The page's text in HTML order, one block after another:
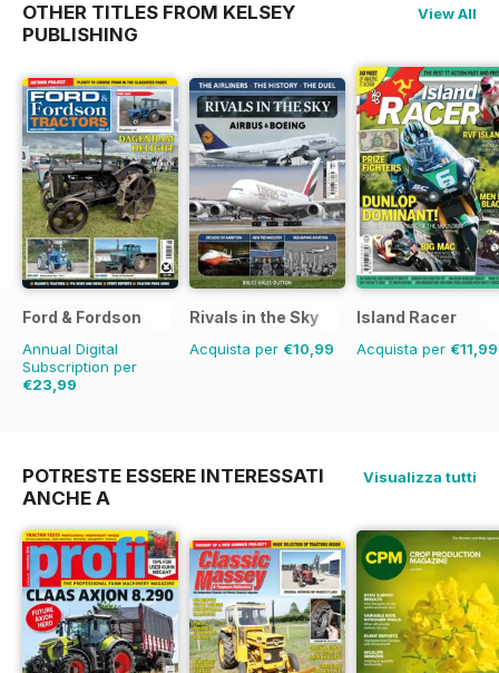
OTHER TITLES FROM KELSEY
PUBLISHING
View All
Ford & Fordson
Annual Digital
Subscription per
€23,99
Rivals in the Sky
Acquista per €10,99
Island Racer
Acquista per €11,99
POTRESTE ESSERE INTERESSATI
ANCHE A
Visualizza tutti